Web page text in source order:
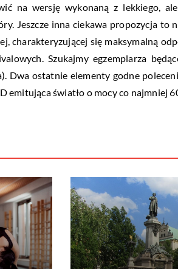
na wersję wykonaną z lekkiego, ale
Jeszcze inna ciekawa propozycja to
charakteryzującej się maksymalną
Szukajmy egzemplarza
Dwa ostatnie elementy godne
emitująca światło o mocy co najmniej